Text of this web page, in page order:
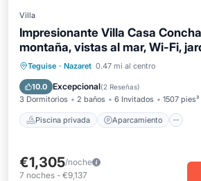
Villa
Impresionante Villa Casa
montaña, vistas al mar, Wi-Fi,
Teguise · Nazaret 0.47 mi al centro
10.0 Excepcional(2 Reseñas)
3 Dormitorios 2 baños 6 Invitados 1507 pies²
Piscina privada Aparcamiento
Piscina privada
Aparcamiento
Piscina
Balcón/Terraza
€1,305/noche
7 noches - €9,137